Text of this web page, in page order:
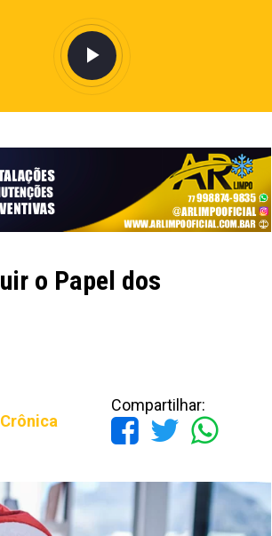
o Papel dos
Compartilhar: